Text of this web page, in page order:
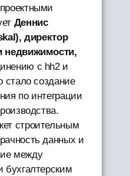
Деннис
директор
недвижимости,
с hh2 и
стало создание
по интеграции
строительным
данных и
между
бухгалтерским